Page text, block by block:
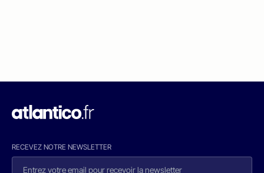
RECEVEZ NOTRE NEWSLETTER